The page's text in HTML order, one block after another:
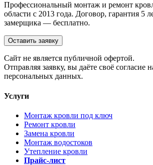
Профессиональный монтаж и ремонт
области с 2013 года. Договор, гарантия 5
замерщика — бесплатно.
Оставить заявку
Cайт не является публичной офертой.
Отправляя заявку, вы даёте своё согласие
персональных данных.
Услуги
Монтаж кровли под ключ
Ремонт кровли
Замена кровли
Монтаж водостоков
Утепление кровли
Прайс-лист